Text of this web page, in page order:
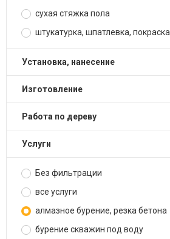
сухая стяжка пола
штукатурка, шпатлевка, покраска
установка, нанесение
изготовление
работа по дереву
услуги
Без фильтрации
все услуги
алмазное бурение, резка бетона
бурение скважин под воду